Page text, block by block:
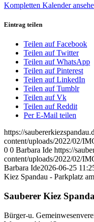
Spandau
Kompletten Kalender
Eintrag teilen
Teilen auf Facebook
Teilen auf Twitter
Teilen auf WhatsApp
Teilen auf Pinterest
Teilen auf LinkedIn
Teilen auf Tumblr
Teilen auf Vk
Teilen auf Reddit
Per E-Mail teilen
https://
content/uploads/2022/02/
0 0 Barbara Ide https://
content/uploads/2022/02/
Barbara Ide2026-06-25
Kiez Spandau - Parkplatz
Sauberer Kiez
Bürger-u.